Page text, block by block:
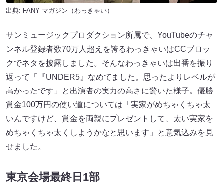
出典: FANY マガジン （わっきゃい）
サンミュージックプロダクション所属で、YouTubeのチャ
ンネル登録者数70万人超えを誇るわっきゃいはCCブロッ
クでネタを披露しました。そんなわっきゃいは出番を振り
返って「『UNDER5』なめてました。思ったよりレベルが
高かったです」と出演者の実力の高さに驚いた様子。優勝
賞金100万円の使い道については「実家がめちゃくちゃ太
いんですけど、賞金を両親にプレゼントして、太い実家を
めちゃくちゃ太くしようかなと思います」と意気込みを見
せました。
東京会場最終日1部